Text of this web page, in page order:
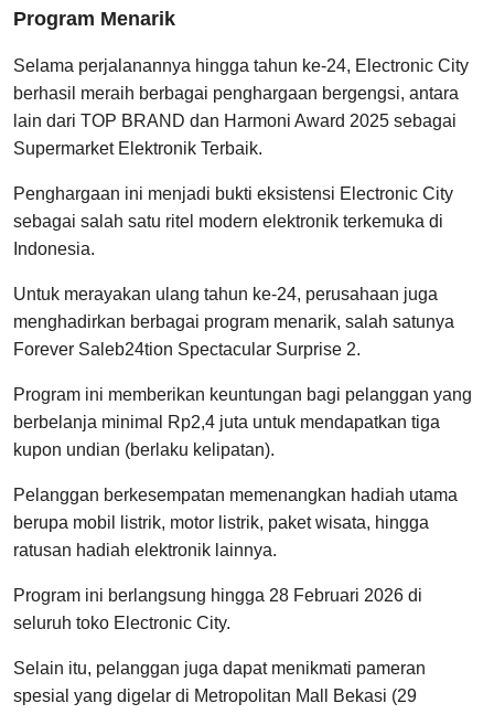
Program Menarik
Selama perjalanannya hingga tahun ke-24, Electronic City
berhasil meraih berbagai penghargaan bergengsi, antara
lain dari TOP BRAND dan Harmoni Award 2025 sebagai
Supermarket Elektronik Terbaik.
Penghargaan ini menjadi bukti eksistensi Electronic City
sebagai salah satu ritel modern elektronik terkemuka di
Indonesia.
Untuk merayakan ulang tahun ke-24, perusahaan juga
menghadirkan berbagai program menarik, salah satunya
Forever Saleb24tion Spectacular Surprise 2.
Program ini memberikan keuntungan bagi pelanggan yang
berbelanja minimal Rp2,4 juta untuk mendapatkan tiga
kupon undian (berlaku kelipatan).
Pelanggan berkesempatan memenangkan hadiah utama
berupa mobil listrik, motor listrik, paket wisata, hingga
ratusan hadiah elektronik lainnya.
Program ini berlangsung hingga 28 Februari 2026 di
seluruh toko Electronic City.
Selain itu, pelanggan juga dapat menikmati pameran
spesial yang digelar di Metropolitan Mall Bekasi (29